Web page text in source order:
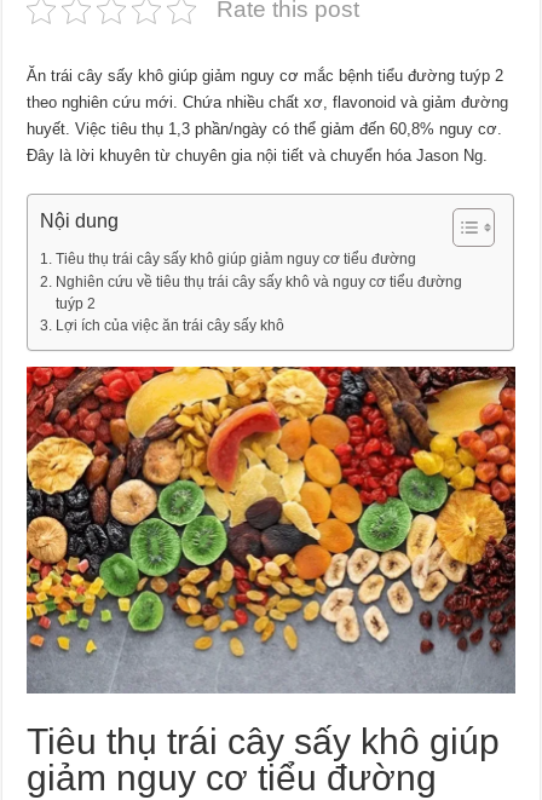
Rate this post
Ăn trái cây sấy khô giúp giảm nguy cơ mắc bệnh tiểu đường tuýp 2
theo nghiên cứu mới. Chứa nhiều chất xơ, flavonoid và giảm đường
huyết. Việc tiêu thụ 1,3 phần/ngày có thể giảm đến 60,8% nguy cơ.
Đây là lời khuyên từ chuyên gia nội tiết và chuyển hóa Jason Ng.
Nội dung
Tiêu thụ trái cây sấy khô giúp giảm nguy cơ tiểu đường
Nghiên cứu về tiêu thụ trái cây sấy khô và nguy cơ tiểu đường
tuýp 2
Lợi ích của việc ăn trái cây sấy khô
Tiêu thụ trái cây sấy khô giúp
giảm nguy cơ tiểu đường